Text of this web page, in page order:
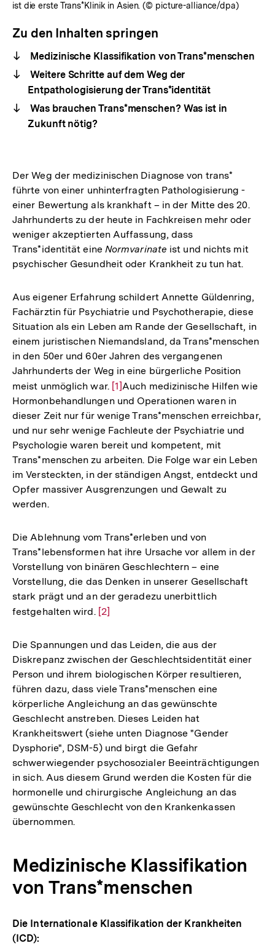
ist die erste Trans*Klinik in Asien. (© picture-alliance/dpa)
Zu den Inhalten springen
Medizinische Klassifikation von Trans*menschen
Weitere Schritte auf dem Weg der
Entpathologisierung der Trans*identität
Was brauchen Trans*menschen? Was ist in
Zukunft nötig?
Der Weg der medizinischen Diagnose von trans*
führte von einer unhinterfragten Pathologisierung -
einer Bewertung als krankhaft – in der Mitte des 20.
Jahrhunderts zu der heute in Fachkreisen mehr oder
weniger akzeptierten Auffassung, dass
Trans*identität eine Normvarinate ist und nichts mit
psychischer Gesundheit oder Krankheit zu tun hat.
Aus eigener Erfahrung schildert Annette Güldenring,
Fachärztin für Psychiatrie und Psychotherapie, diese
Situation als ein Leben am Rande der Gesellschaft, in
einem juristischen Niemandsland, da Trans*menschen
in den 50er und 60er Jahren des vergangenen
Jahrhunderts der Weg in eine bürgerliche Position
meist unmöglich war. Zur
Auflösung
der
Fußnote
[1]Auch medizinische Hilfen wie
Hormonbehandlungen und Operationen waren in
dieser Zeit nur für wenige Trans*menschen erreichbar,
und nur sehr wenige Fachleute der Psychiatrie und
Psychologie waren bereit und kompetent, mit
Trans*menschen zu arbeiten. Die Folge war ein Leben
im Versteckten, in der ständigen Angst, entdeckt und
Opfer massiver Ausgrenzungen und Gewalt zu
werden.
Die Ablehnung vom Trans*erleben und von
Trans*lebensformen hat ihre Ursache vor allem in der
Vorstellung von binären Geschlechtern – eine
Vorstellung, die das Denken in unserer Gesellschaft
stark prägt und an der geradezu unerbittlich
festgehalten wird. Zur
der
Fußnote
[2]
Die Spannungen und das Leiden, die aus der
Diskrepanz zwischen der Geschlechtsidentität einer
Person und ihrem biologischen Körper resultieren,
führen dazu, dass viele Trans*menschen eine
körperliche Angleichung an das gewünschte
Geschlecht anstreben. Dieses Leiden hat
Krankheitswert (siehe unten Diagnose "Gender
Dysphorie", DSM-5) und birgt die Gefahr
schwerwiegender psychosozialer Beeinträchtigungen
in sich. Aus diesem Grund werden die Kosten für die
hormonelle und chirurgische Angleichung an das
gewünschte Geschlecht von den Krankenkassen
übernommen.
Medizinische Klassifikation
von Trans*menschen
Die Internationale Klassifikation der Krankheiten
(ICD):